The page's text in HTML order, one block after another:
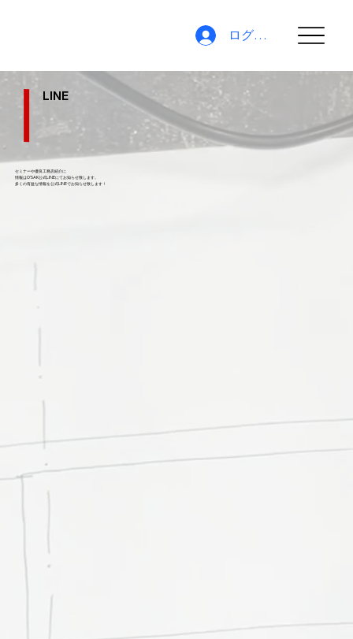
ログイン
LINE
セミナーや優良工務店紹介に
情報はO'SAK公式LINEにてお知らせ致します。
​多くの有益な情報を公式LINEでお知らせ致します！